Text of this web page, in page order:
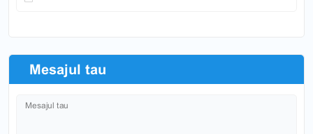
Mesajul tau
Mesajul tau